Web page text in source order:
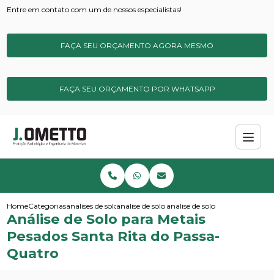
Entre em contato com um de nossos especialistas!
FAÇA SEU ORÇAMENTO AGORA MESMO
FAÇA SEU ORÇAMENTO POR WHATSAPP
HomeCategoriasanalises de solos e sedimentosanalise de solo micronutrientes
analise de solo para metais
Análise de Solo para Metais
Pesados Santa Rita do Passa-
Quatro